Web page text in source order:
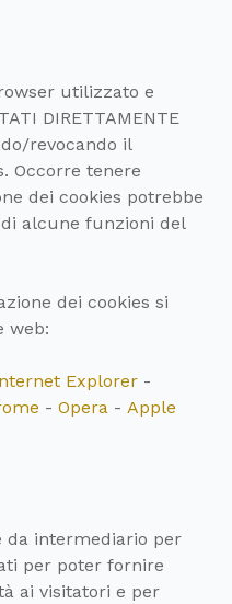
utilizzato e
DIRETTAMENTE
revocando il
Occorre tenere
dei cookies potrebbe
alcune funzioni del
dei cookies si
web:
Explorer -
-Opera -Apple
da intermediario per
per poter fornire
ai visitatori e per